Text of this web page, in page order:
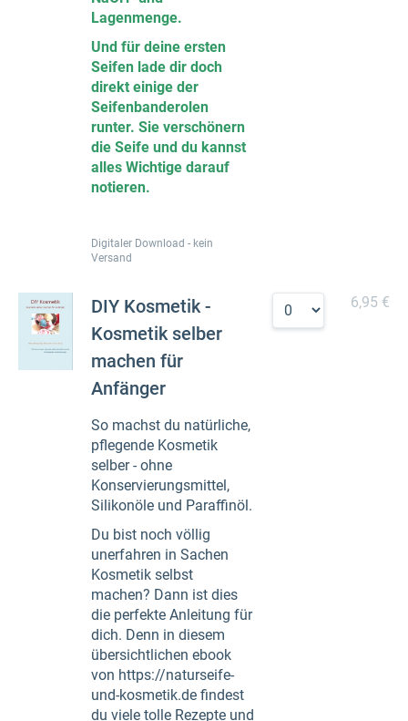
Lagenmenge.
Und für deine ersten
Seifen lade dir doch
direkt einige der
Seifenbanderolen
runter. Sie verschönern
die Seife und du kannst
alles Wichtige darauf
notieren.
Digitaler Download - kein
Versand
DIY Kosmetik -
Kosmetik selber
machen für
Anfänger
So machst du natürliche,
pflegende Kosmetik
selber - ohne
Konservierungsmittel,
Silikonöle und Paraffinöl.
Du bist noch völlig
unerfahren in Sachen
Kosmetik selbst
machen? Dann ist dies
die perfekte Anleitung für
dich. Denn in diesem
übersichtlichen ebook
von https://naturseife-
und-kosmetik.de findest
du viele tolle Rezepte und
6,95 €